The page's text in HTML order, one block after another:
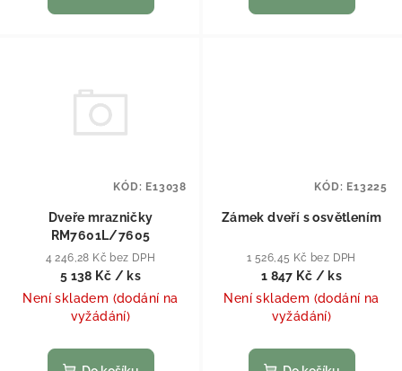
Dveře mrazničky
RM7601L/7605
4 246,28 Kč bez DPH
5 138 Kč / ks
Není skladem (dodání na
vyžádání)
KÓD: E13038
Zámek dveří s osvětlením
1 526,45 Kč bez DPH
1 847 Kč / ks
Není skladem (dodání na
vyžádání)
KÓD: E13225